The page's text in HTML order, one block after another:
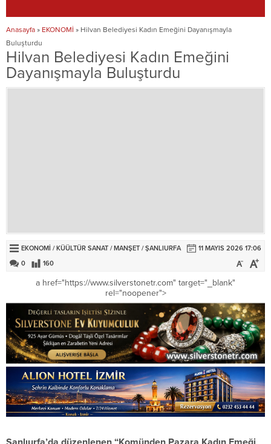
Anasayfa » EKONOMİ » Hilvan Belediyesi Kadın Emeğini Dayanışmayla
Buluşturdu
Hilvan Belediyesi Kadın Emeğini
Dayanışmayla Buluşturdu
EKONOMİ /KÜÜLTÜR SANAT /MANŞET /ŞANLIURFA
11 MAYIS 2026 17:06
0
160
a href="https://www.silverstonetr.com" target="_blank"
rel="noopener">